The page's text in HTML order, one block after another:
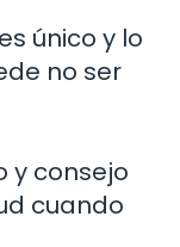
único y lo
no ser
y consejo
cuando